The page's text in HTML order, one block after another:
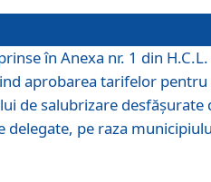
în Anexa nr. 1 din H.C.L.
aprobarea tarifelor pentru
de salubrizare desfăşurate
pe raza